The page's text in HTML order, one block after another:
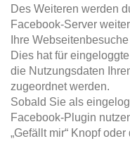
Des Weiteren werden
Facebook-Server
Ihre
Dies hat für
die Nutzungsdaten
zugeordnet werden.
Sobald Sie als
Facebook-Plugin
„Gefällt mir“ Knopf